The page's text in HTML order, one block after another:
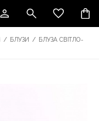
/ БЛУЗИ / БЛУЗА СВІТЛО-